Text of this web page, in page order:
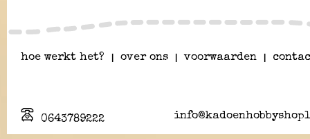
hoe werkt het? over ons voorwaarden
0643789222